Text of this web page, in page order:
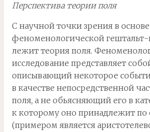
Перспектива теории поля
С научной точки зрения в основе
феноменологической
лежит теория поля.
исследование представляет
описывающий некоторое
в качестве непосредственной
поля, а не обьясняющий его в
к которому оно принадлежит по
(примером является